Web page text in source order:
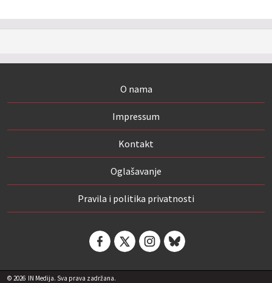
O nama
Impressum
Kontakt
Oglašavanje
Pravila i politika privatnosti
© 2026 IN Medija. Sva prava zadržana.